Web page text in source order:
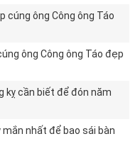
cúng ông Công ông Táo
ông Công ông Táo đẹp
kỵ cần biết để đón năm
nhất để bao sái bàn